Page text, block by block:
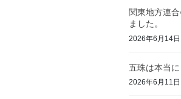
関東地方連
ました。
2026年6月14日
五珠は本当
2026年6月11日